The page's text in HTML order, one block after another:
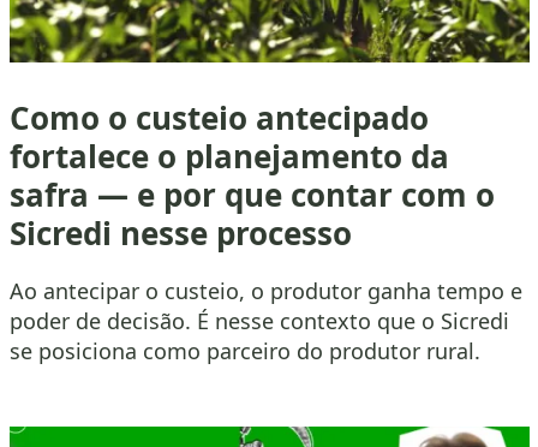
Como o custeio antecipado
fortalece o planejamento da
safra — e por que contar com o
Sicredi nesse processo
Ao antecipar o custeio, o produtor ganha tempo e
poder de decisão. É nesse contexto que o Sicredi
se posiciona como parceiro do produtor rural.